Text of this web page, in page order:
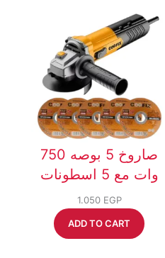
صاروخ 5 بوصه 750
وات مع 5 اسطونات
1.050 EGP
ADD TO CART